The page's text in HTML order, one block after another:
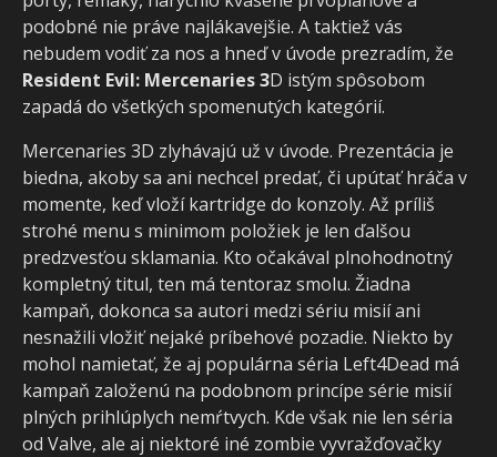
podobné nie práve najlákavejšie. A taktiež vás
nebudem vodiť za nos a hneď v úvode prezradím, že
Resident Evil: Mercenaries 3D istým spôsobom
zapadá do všetkých spomenutých kategórií.
Mercenaries 3D zlyhávajú už v úvode. Prezentácia je
biedna, akoby sa ani nechcel predať, či upútať hráča v
momente, keď vloží kartridge do konzoly. Až príliš
strohé menu s minimom položiek je len ďalšou
predzvesťou sklamania. Kto očakával plnohodnotný
kompletný titul, ten má tentoraz smolu. Žiadna
kampaň, dokonca sa autori medzi sériu misií ani
nesnažili vložiť nejaké príbehové pozadie. Niekto by
mohol namietať, že aj populárna séria Left4Dead má
kampaň založenú na podobnom princípe série misií
plných prihlúplych nemŕtvych. Kde však nie len séria
od Valve, ale aj niektoré iné zombie vyvražďovačky